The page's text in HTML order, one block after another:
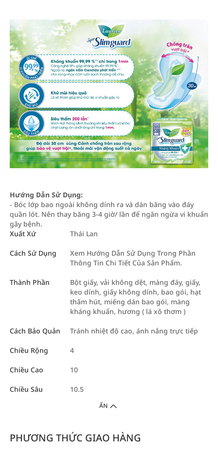
Hướng Dẫn Sử Dụng:
- Bóc lớp bao ngoài không dính ra và dán băng vào đáy
quần lót. Nên thay băng 3-4 giờ/ lần để ngăn ngừa vi khuẩn
gây bệnh.
Xuất Xứ
Thái Lan
Cách Sử Dụng
Xem Hướng Dẫn Sử Dụng Trong Phần
Thông Tin Chi Tiết Của Sản Phẩm.
Thành Phần
Bột giấy, vải không dệt, màng đáy, giấy,
keo dính, giấy không dính, bao gói, hạt
thấm hút, miếng dán bao gói, màng
kháng khuẩn, hương ( lá xô thơm )
Cách Bảo Quản Tránh nhiệt độ cao, ánh nắng trực tiếp
Chiều Rộng 4
Chiều Cao 10
Chiều Sâu 10.5
ẨN
PHƯƠNG THỨC GIAO HÀNG